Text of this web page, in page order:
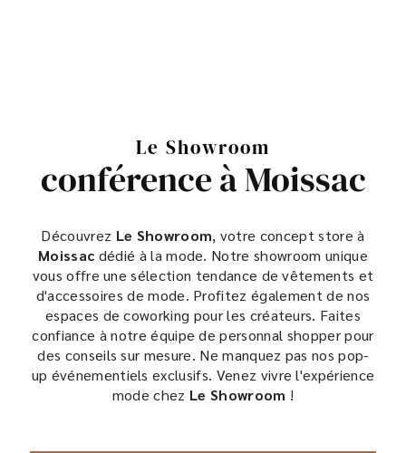
Le Showroom
conférence à Moissac
Découvrez Le Showroom, votre concept store à
Moissac dédié à la mode. Notre showroom unique
vous offre une sélection tendance de vêtements et
d'accessoires de mode. Profitez également de nos
espaces de coworking pour les créateurs. Faites
confiance à notre équipe de personnal shopper pour
des conseils sur mesure. Ne manquez pas nos pop-
up événementiels exclusifs. Venez vivre l'expérience
mode chez Le Showroom !